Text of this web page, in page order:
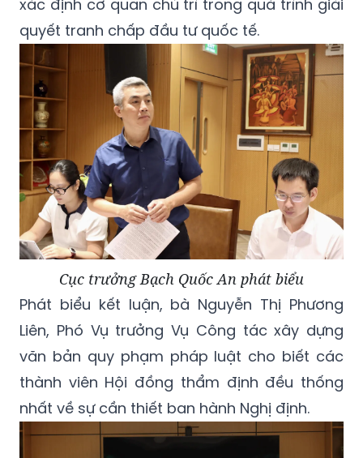
xác định cơ quan chủ trì trong quá trình giải
quyết tranh chấp đầu tư quốc tế.
Cục trưởng Bạch Quốc An phát biểu
Phát biểu kết luận, bà Nguyễn Thị Phương
Liên, Phó Vụ trưởng Vụ Công tác xây dựng
văn bản quy phạm pháp luật cho biết các
thành viên Hội đồng thẩm định đều thống
nhất về sự cần thiết ban hành Nghị định.